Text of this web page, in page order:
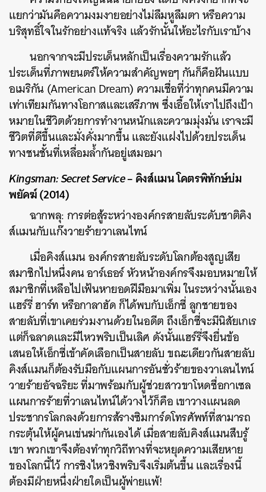
แยกว่ามันคือความงมงายอย่างไม่ลืมหูลืมตา หรือความ
บริสุทธิ์ใจในรักอย่างแท้จริง แล้วรักนั้นให้อะไรกับเราบ้าง
นอกจากจะมีประเด็นหลักเป็นเรื่องความรักแล้ว
ประเด็นที่ภาพยนตร์ให้ความสำคัญพอๆ กันก็คือฝันแบบ
อเมริกัน (American Dream) ความเชื่อที่ว่าทุกคนมีความ
เท่าเทียมกันทางโอกาสและเสรีภาพ ซึ่งเอื้อให้เราไปถึงเป้า
หมายในชีวิตด้วยการทำงานหนักและความมุ่งมั่น เราจะมี
ชีวิตที่ดีขึ้นและมั่งคั่งมากขึ้น และยังแฝงไปด้วยประเด็น
ทางชนชั้นที่เหลื่อมล้ำกันอยู่เสมอมา
Kingsman: Secret Service– คิงส์แมน โคตรพิทักษ์บ่ม
พยัคฆ์ (2014)
ฉากพลุ: การต่อสู้ระหว่างองค์กรสายลับระดับชาติคิง
ส์แมนกับแก๊งวายร้ายวาเลนไทน์
เมื่อคิงส์แมน องค์กรสายลับระดับโลกต้องสูญเสีย
สมาชิกไปหนึ่งคน อาร์เธอร์ หัวหน้าองค์กรจึงมอบหมายให้
สมาชิกที่เหลือไปเฟ้นหายอดฝีมือมาเพิ่ม ในระหว่างนั้นเอง
แฮร์รี่ ฮาร์ท หรือกาลาฮัด ก็ได้พบกับเอ็กซี่ ลูกชายของ
สายลับที่เขาเคยร่วมงานด้วยในอดีต ถึงเอ็กซี่จะมีนิสัยเกเร
แต่ก็ฉลาดและมีไหวพริบเป็นเลิศ ดังนั้นแฮร์รี่จึงยื่นข้อ
เสนอให้เอ็กซี่เข้าคัดเลือกเป็นสายลับ ขณะเดียวกันสายลับ
คิงส์แมนก็ต้องรับมือกับแผนการอันชั่วร้ายของวาเลนไทน์
วายร้ายอัจฉริยะ ที่มาพร้อมกับผู้ช่วยสาวขาโหดชื่อกาเซล
แผนการร้ายที่วาเลนไทน์ได้วางไว้ก็คือ เขาวางแผนลด
ประชากรโลกลงด้วยการส้รางซิมการ์ดโทรศัพท์ที่สามารถ
กระตุ้นให้ผู้คนเข่นฆ่ากันเองได้ เมื่อสายลับคิงส์แมนสืบรู้
เขา พวกเขาจึงต้องทำทุกวิถีทางที่จะหยุดความเสียหาย
ของโลกนี้ไว้ การชิงไหวชิงพริบจึงเริ่มต้นขึ้น และเรื่องนี้
ต้องมีฝ่ายหนึ่งฝ่ายใดเป็นผู้พ่ายแพ้!
ค้นหา